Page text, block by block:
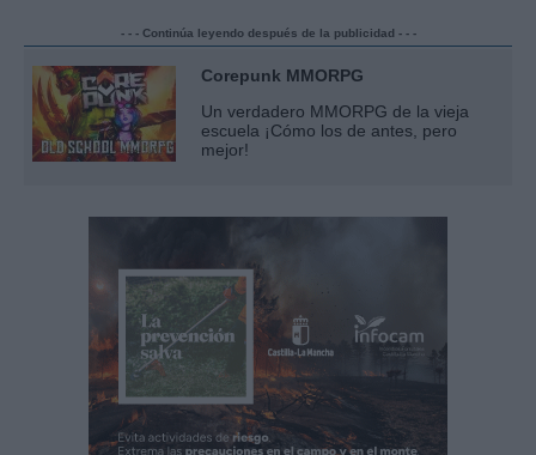
- - - Continúa leyendo después de la publicidad - - -
Corepunk MMORPG
Un verdadero MMORPG de la vieja
escuela ¡Cómo los de antes, pero
mejor!